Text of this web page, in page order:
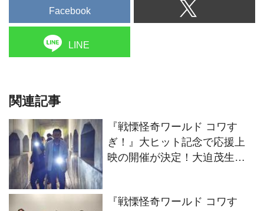
Facebook
LINE
関連記事
『戦慄怪奇ワールド コワす
ぎ！』大ヒット記念で応援上
映の開催が決定！大迫茂生＆
『戦慄怪奇ワールド コワす